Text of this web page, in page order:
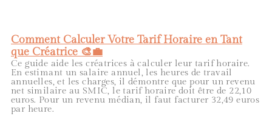
Comment Calculer Votre Tarif Horaire en Tant
que Créatrice 🎨💼
Ce guide aide les créatrices à calculer leur tarif horaire.
En estimant un salaire annuel, les heures de travail
annuelles, et les charges, il démontre que pour un revenu
net similaire au SMIC, le tarif horaire doit être de 22,10
euros. Pour un revenu médian, il faut facturer 32,49 euros
par heure.